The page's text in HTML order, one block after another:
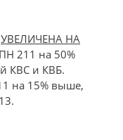
УВЕЛИЧЕНА НА
211 на 50%
КВС и КВБ.
на 15% выше,